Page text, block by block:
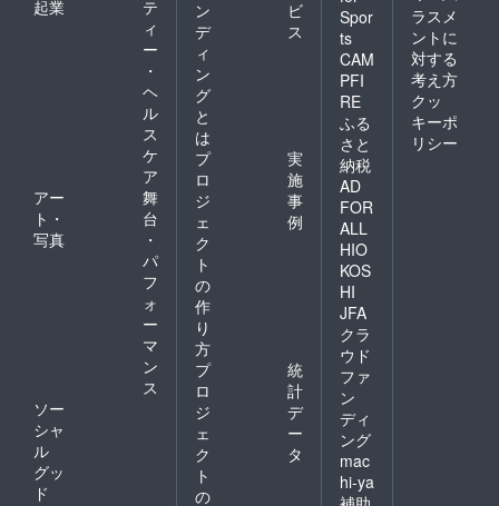
起業
テ
ィ
ー
・
ヘ
ル
ス
ケ
ア
アー
ト・
写真
舞
台
・
パ
フ
ォ
ー
マ
ン
ス
ソー
シャ
ル
グッ
ド
ン
デ
ィ
ン
グ
と
は
ビ
ス
プ
ロ
ジ
ェ
ク
ト
の
作
り
方
実
施
事
例
プ
ロ
ジ
ェ
ク
ト
の
統
計
デ
ー
タ
Spor
ts
CAM
PFI
RE
ふる
さと
納税
AD
FOR
ALL
HIO
KOS
HI
JFA
クラ
ウド
ファ
ン
ディ
ング
mac
hi-ya
ラスメ
ントに
対する
考え方
クッ
キーポ
リシー